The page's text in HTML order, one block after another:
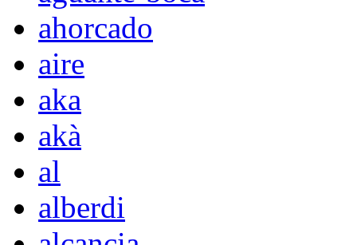
ahorcado
aire
aka
akà
al
alberdi